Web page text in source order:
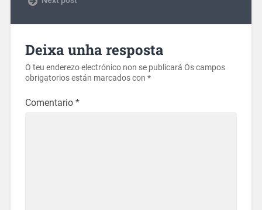
Deixa unha resposta
O teu enderezo electrónico non se publicará Os campos
obrigatorios están marcados con *
Comentario *